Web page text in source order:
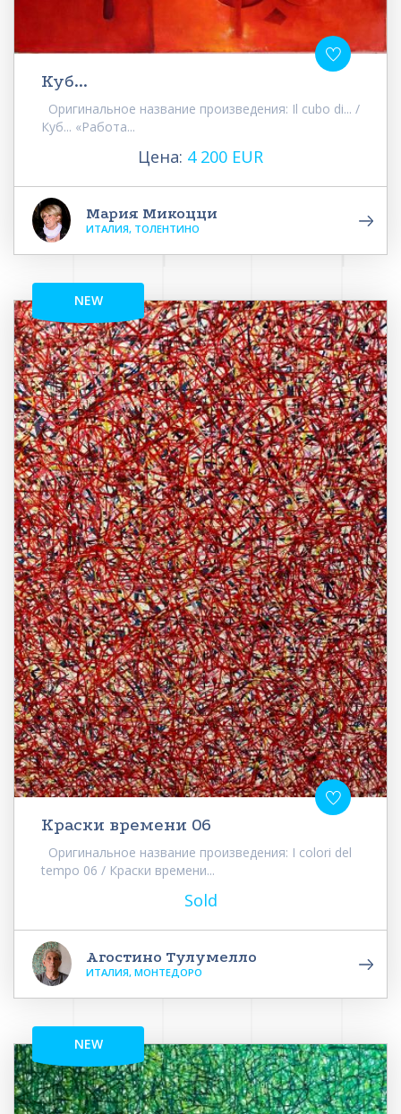
Куб...
Оригинальное название произведения: Il cubo di... /
Куб... «Работа...
Цена: 4 200 EUR
Мария Микоцци
ИТАЛИЯ, ТОЛЕНТИНО
NEW
Краски времени 06
Оригинальное название произведения: I colori del
tempo 06 / Краски времени...
Sold
Агостино Тулумелло
ИТАЛИЯ, МОНТЕДОРО
NEW